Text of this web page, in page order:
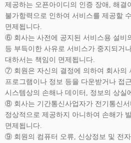
제공하는 오픈아이디의 인증 장애, 해결
불가항력으로 인하여 서비스를 제공할
면제됩니다.
⑥ 회사는 사전에 공지된 서비스용 설비
등 부득이한 사유로 서비스가 중지되거
대하서는 책임이 면제됩니다.
⑦ 회원은 자신의 결정에 의하여 회사의
프로그램이나 정보 등을 다운받거나 접
시스템상의 손해나 데이터, 정보의 상실
⑧ 회사는 기간통신사업자가 전기통신
정상적으로 제공하지 아니하여 손해가
면제됩니다.
⑨ 회원의 컴퓨터 오류, 신상정보 및 전자